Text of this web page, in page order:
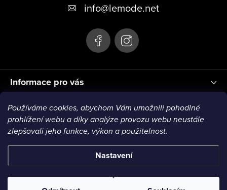
Používáme cookies, abychom Vám umožnili pohodlné
prohlížení webu a díky analýze provozu webu neustále
zlepšovali jeho funkce, výkon a použitelnost.
Nastavení
Informace pro vás
info@lemode.net
Blog
Copyright 2026Le Mode. Všechna práva vyhrazena.